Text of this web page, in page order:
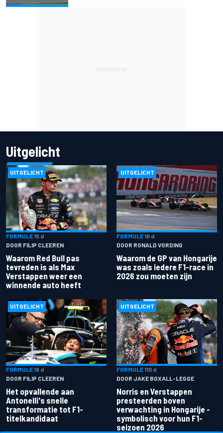
Uitgelicht
UITGELICHT
FORMULE 15 d
DOOR FILIP CLEEREN
Waarom Red Bull pas
tevreden is als Max
Verstappen weer een
winnende auto heeft
UITGELICHT
FORMULE 16 d
DOOR RONALD VORDING
Waarom de GP van Hongarije
was zoals iedere F1-race in
2026 zou moeten zijn
UITGELICHT
FORMULE 19 d
DOOR FILIP CLEEREN
Het opvallende aan
Antonelli's snelle
transformatie tot F1-
titelkandidaat
UITGELICHT
FORMULE 110 d
DOOR JAKE BOXALL-LEGGE
Norris en Verstappen
presteerden boven
verwachting in Hongarije -
symbolisch voor hun F1-
seizoen 2026